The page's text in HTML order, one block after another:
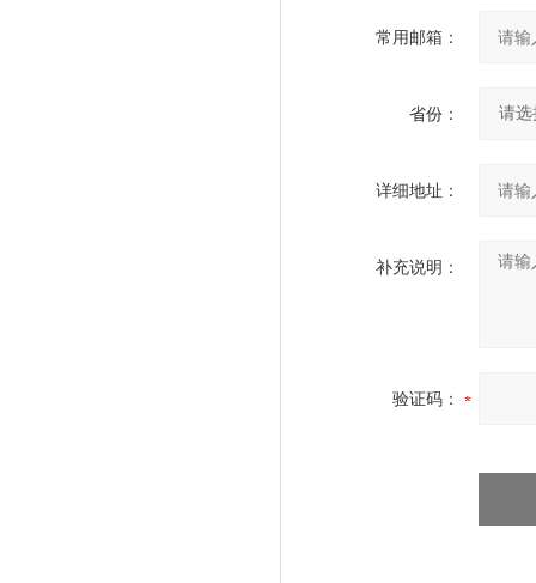
常用邮箱：
省份：
详细地址：
补充说明：
验证码：